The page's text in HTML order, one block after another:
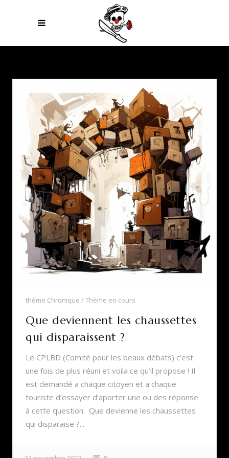
thème Chronique Thème en cours
Que deviennent les chaussettes
qui disparaissent ?
Le CPLBD (Comité pour les beaux débats) c’est
une fois de plus réuni et voila ce qu’il propose ! Il
est demandé a chaque citoyen et a chaque
touriste d’essayer d’aporter une ou des réponse
à cette question: Que devienne les chaussettes
qui disparaise ?...